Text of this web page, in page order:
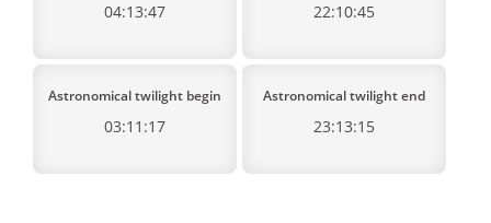
04:13:47 22:10:45
Astronomical twilight begin
03:11:17
Astronomical twilight end
23:13:15